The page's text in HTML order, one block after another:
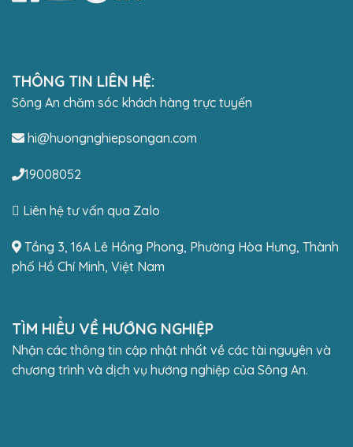
THÔNG TIN LIÊN HỆ:
Sông An chăm sóc khách hàng trực tuyến
hi@huongnghiepsongan.com
19008052
Liên hệ tư vấn qua Zalo
Tầng 3, 16A Lê Hồng Phong, Phường Hòa Hưng, Thành
phố Hồ Chí Minh, Việt Nam
TÌM HIỂU VỀ HƯỚNG NGHIỆP
Nhận các thông tin cập nhật nhất về các tài nguyên và
chương trình và dịch vụ hướng nghiệp của Sông An.